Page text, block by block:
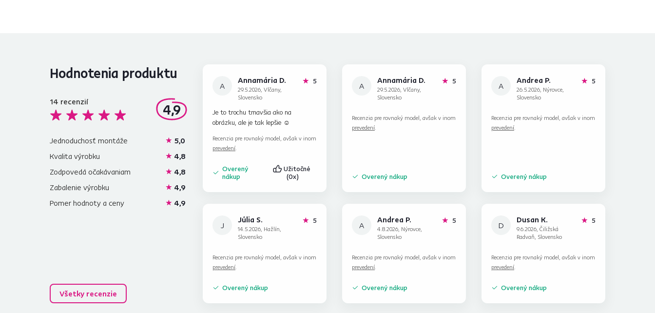
Hodnotenia produktu
4,9
14 recenzií
Jednoduchosť montáže
5,0
Kvalita výrobku
4,8
Zodpovedá očakávaniam
4,8
Zabalenie výrobku
4,9
Pomer hodnoty a ceny
4,9
Všetky recenzie
A
Annamária D.
29.5.2026, Vlčany,
Slovensko
5hviezdičiek
Je to trochu tmavšia ako na
obrázku, ale je tak lepšie ☺️
Recenzia pre rovnaký model, avšak v inom
prevedení
Overený
nákup
Užitočné
(0x)
A
Annamária D.
29.5.2026, Vlčany,
Slovensko
5hviezdičiek
Recenzia pre rovnaký model, avšak v inom
prevedení
Overený nákup
A
Andrea P.
26.5.2026, Nýrovce,
Slovensko
5hviezdičiek
Recenzia pre rovnaký model, avšak v inom
prevedení
Overený nákup
J
Júlia S.
14.5.2026, Hažlín,
Slovensko
5hviezdičiek
Recenzia pre rovnaký model, avšak v inom
prevedení
Overený nákup
A
Andrea P.
4.8.2026, Nýrovce,
Slovensko
5hviezdičiek
Recenzia pre rovnaký model, avšak v inom
prevedení
Overený nákup
D
Dusan K.
9.6.2026, Čiližská
Radvaň, Slovensko
5hviezdičiek
Recenzia pre rovnaký model, avšak v inom
prevedení
Overený nákup